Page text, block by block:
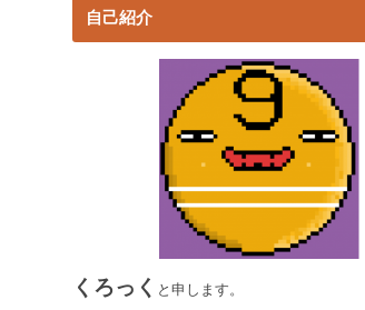
自己紹介
くろっく と申します。